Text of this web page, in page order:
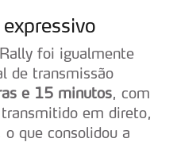
foi igualmente
de transmissão
e 15 minutos, com
em direto,
que consolidou a